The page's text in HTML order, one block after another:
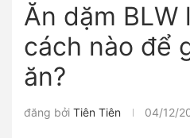
Ăn dặm BLW
cách nào để
ăn?
đăng bởi Tiên Tiên 04/12/